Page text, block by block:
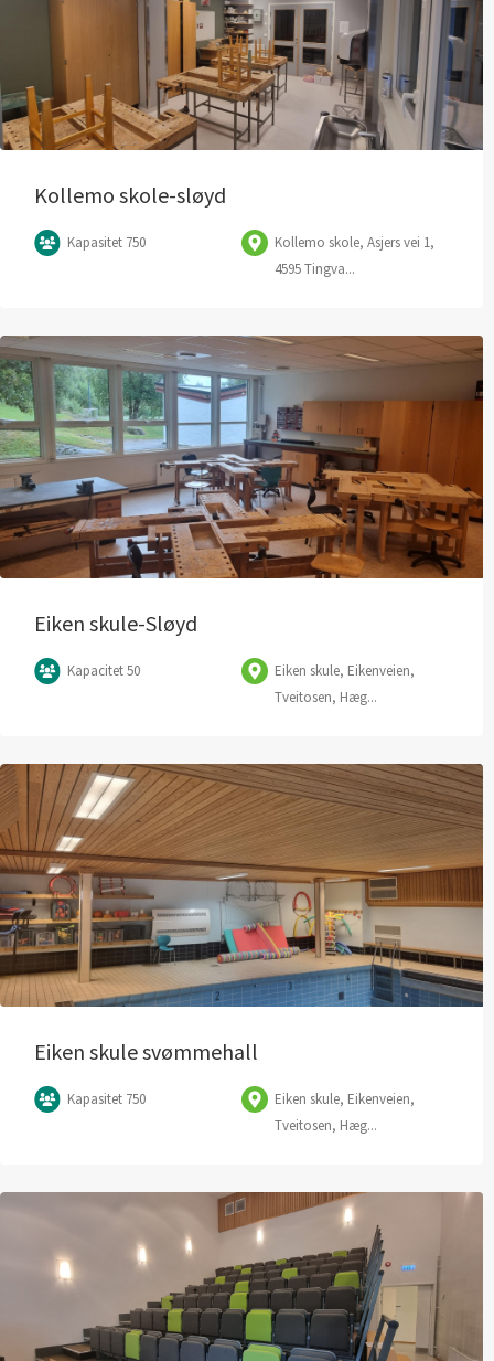
Kollemo skole-sløyd
Kapasitet 750
Kollemo skole, Asjers vei 1,
4595 Tingva...
Eiken skule-Sløyd
Kapacitet 50
Eiken skule, Eikenveien,
Tveitosen, Hæg...
Eiken skule svømmehall
Kapasitet 750
Eiken skule, Eikenveien,
Tveitosen, Hæg...